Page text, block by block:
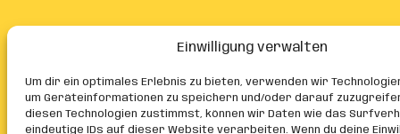
Einwilligung verwalten
Um dir ein optimales Erlebnis zu bieten, verwenden wir
um Geräteinformationen zu speichern und/oder darauf
diesen Technologien zustimmst, können wir Daten wie das
eindeutige IDs auf dieser Website verarbeiten. Wenn du deine